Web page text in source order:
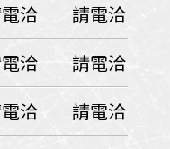
請電洽
洽
請電洽
洽
請電洽
洽